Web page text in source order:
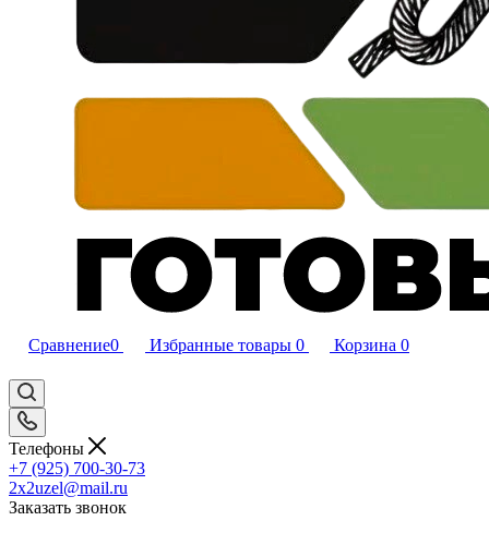
Сравнение0 Избранные товары 0 Корзина 0
Телефоны
+7 (925) 700-30-73
2x2uzel@mail.ru
Заказать звонок